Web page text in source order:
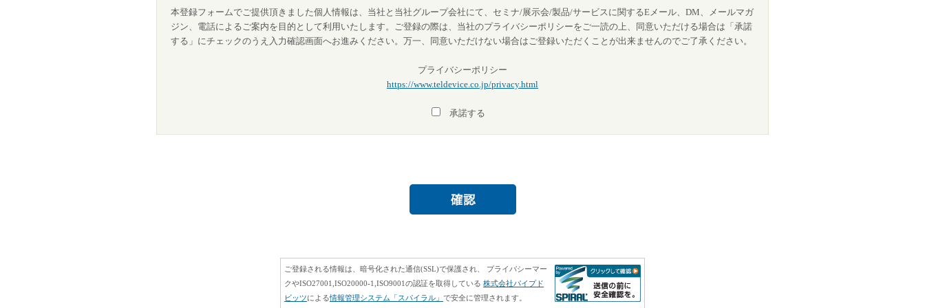
本登録フォームでご提供頂きました個人情報は、当社と当社グループ会社にて、セミナ/展示会/製品/サービスに関するEメール、DM、メールマガ
ジン、電話によるご案内を目的として利用いたします。ご登録の際は、当社のプライバシーポリシーをご一読の上、同意いただける場合は「承諾
する」にチェックのうえ入力確認画面へお進みください。万一、同意いただけない場合はご登録いただくことが出来ませんのでご了承ください。
プライバシーポリシー
https://www.teldevice.co.jp/privacy.html
承諾する
ご登録される情報は、暗号化された通信(SSL)で保護され、 プライバシーマー
クやISO27001,ISO20000-1,ISO9001の認証を取得している 株式会社パイプド
ビッツによる情報管理システム「スパイラル」 で安全に管理されます。